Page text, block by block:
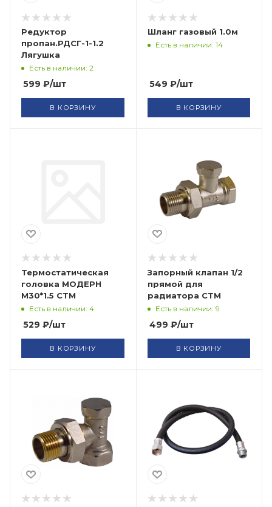
Редуктор
пропан.РДСГ-1-1.2
Лягушка
Есть в наличии: 2
599 ₽/шт
В КОРЗИНУ
Шланг газовый 1.0м
Есть в наличии: 14
549 ₽/шт
В КОРЗИНУ
Термостатическая
головка МОДЕРН
М30*1.5 СТМ
Есть в наличии: 4
529 ₽/шт
В КОРЗИНУ
Запорный клапан 1/2
прямой для
радиатора СТМ
Есть в наличии: 9
499 ₽/шт
В КОРЗИНУ